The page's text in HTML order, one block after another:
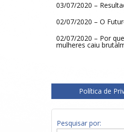
03/07/2020 –
02/07/2020 – O
02/07/2020 – Por
mulheres caiu
Política de
Pesquisar por: